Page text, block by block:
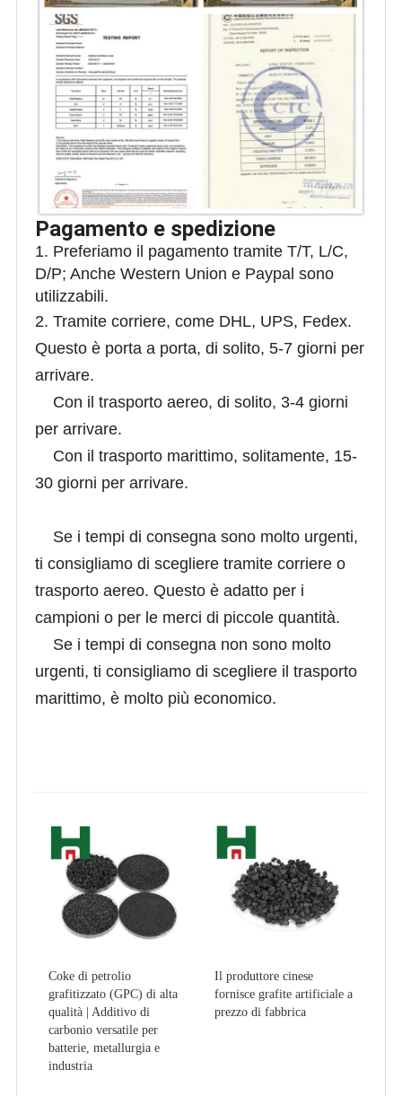
Pagamento e spedizione
1. Preferiamo il pagamento tramite T/T, L/C,
D/P; Anche Western Union e Paypal sono
utilizzabili.
2. Tramite corriere, come DHL, UPS, Fedex.
Questo è porta a porta, di solito, 5-7 giorni per
arrivare.
Con il trasporto aereo, di solito, 3-4 giorni
per arrivare.
Con il trasporto marittimo, solitamente, 15-
30 giorni per arrivare.
Se i tempi di consegna sono molto urgenti,
ti consigliamo di scegliere tramite corriere o
trasporto aereo. Questo è adatto per i
campioni o per le merci di piccole quantità.
Se i tempi di consegna non sono molto
urgenti, ti consigliamo di scegliere il trasporto
marittimo, è molto più economico.
Coke di petrolio
grafitizzato (GPC) di alta
qualità | Additivo di
carbonio versatile per
batterie, metallurgia e
industria
Il produttore cinese
fornisce grafite artificiale a
prezzo di fabbrica